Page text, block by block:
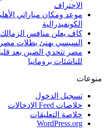
الإحتراف
موعد ومكان مباراتي
الكونفيدرالية
كاف يعلن منافس الزمالك
السيسي يهنئ بطلات مصر
مصر تتحدي الصين بعد
للناشئات برومانيا
منوعات
تسجيل الدخول
خلاصات Feed الإدخالات
خلاصة التعليقات
WordPress.org